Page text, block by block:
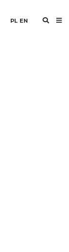
PL EN